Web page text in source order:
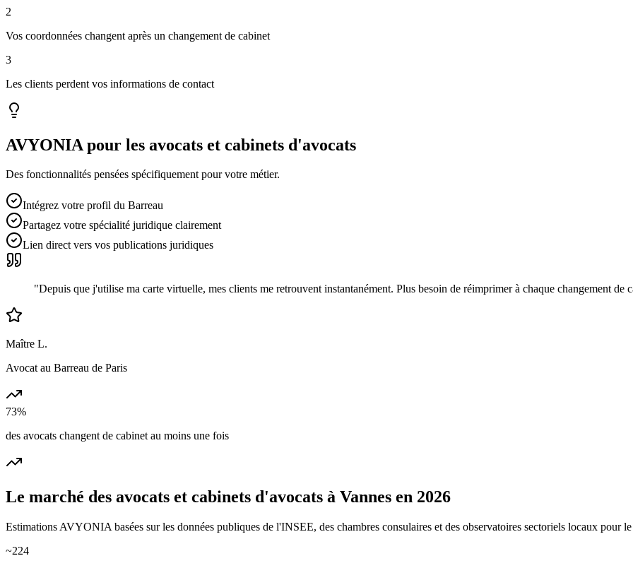
2
Vos coordonnées changent après un changement de cabinet
3
Les clients perdent vos informations de contact
AVYONIA pour les avocats et cabinets d'avocats
Des fonctionnalités pensées spécifiquement pour votre métier.
Intégrez votre profil du Barreau
Partagez votre spécialité juridique clairement
Lien direct vers vos publications juridiques
"Depuis que j'utilise ma carte virtuelle, mes clients me retrouvent instantanément. Plus besoin de réimprimer à chaque changement de
Maître L.
Avocat au Barreau de Paris
73%
des avocats changent de cabinet au moins une fois
Le marché des avocats et cabinets d'avocats à Vannes en 2026
Estimations AVYONIA basées sur les données publiques de l'INSEE, des chambres consulaires et des observatoires sectoriels locaux pour
~224